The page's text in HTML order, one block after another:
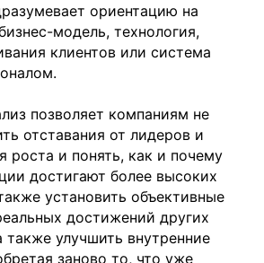
ориентацию на
модель, технология,
клиентов или система
позволяет компаниям не
отставания от лидеров и
роста и понять, как и почему
достигают более высоких
установить объективные
достижений других
также улучшить внутренние
заново то, что уже